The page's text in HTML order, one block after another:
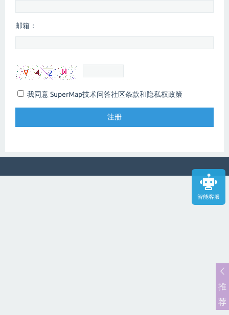
智能客服
邮箱：
我同意 SuperMap技术问答社区条款和隐私权政策